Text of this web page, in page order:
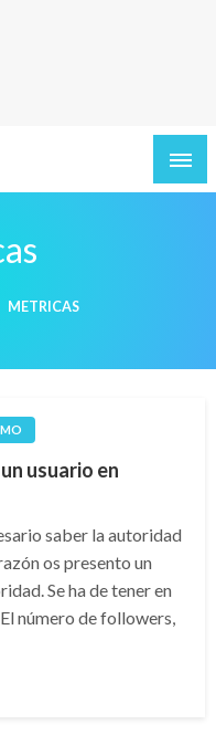
y tecnologia
METRICAS
usuario en
saber la autoridad
os presento un
Se ha de tener en
número de followers,